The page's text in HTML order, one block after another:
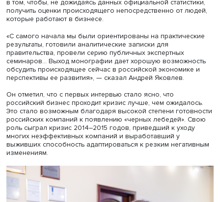
Лев Якобсон, фото: Высшая школа экономики
Один из соавторов монографии, директор Института
предприятий и рынков (ИАПР) ВШЭАндрей Яковлев
высокой неопределенности в экономике. Идея
в том, чтобы, не дожидаясь данных официальной
получить оценки происходящего непосредственно от
которые работают в бизнесе.
«С самого начала мы были ориентированы на
результаты, готовили аналитические записки для
правительства, провели серию публичных экспертных
семинаров... Выход монографии дает хорошую
обсудить происходящее сейчас в российской
перспективы ее развития», — сказал Андрей Яковлев.